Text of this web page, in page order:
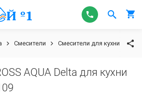
Смесители Смесители для кухни
AQUA Delta для кухни